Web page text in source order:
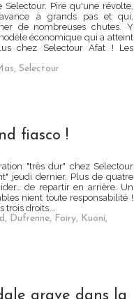
Pire qu'une révolte,
à grands pas et qui,
de nombreuses chutes. Y
économique qui a atteint
chez Selectour Afat ! Les
, Selectour
fiasco !
"très dur" chez Selectour
jeudi dernier. Plus de quatre
de repartir en arrière. Un
nient toute responsabilité !
trois droits...
, Dufrenne, Foiry, Kuoni,